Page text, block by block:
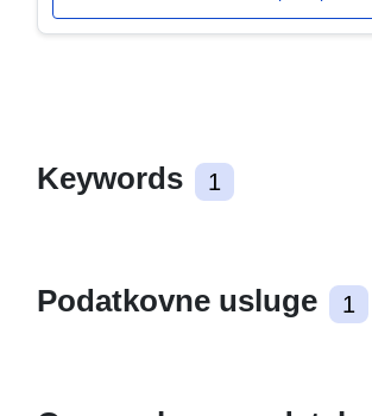
Keywords 1
Podatkovne usluge 1